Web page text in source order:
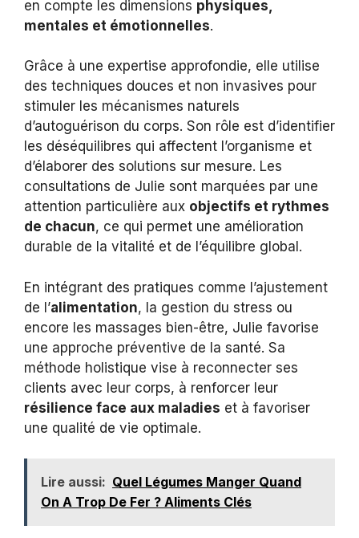
en compte les dimensions physiques,
mentales et émotionnelles.
Grâce à une expertise approfondie, elle utilise
des techniques douces et non invasives pour
stimuler les mécanismes naturels
d’autoguérison du corps. Son rôle est d’identifier
les déséquilibres qui affectent l’organisme et
d’élaborer des solutions sur mesure. Les
consultations de Julie sont marquées par une
attention particulière aux objectifs et rythmes
de chacun, ce qui permet une amélioration
durable de la vitalité et de l’équilibre global.
En intégrant des pratiques comme l’ajustement
de l’alimentation, la gestion du stress ou
encore les massages bien-être, Julie favorise
une approche préventive de la santé. Sa
méthode holistique vise à reconnecter ses
clients avec leur corps, à renforcer leur
résilience face aux maladies et à favoriser
une qualité de vie optimale.
Lire aussi: Quel Légumes Manger Quand
On A Trop De Fer ? Aliments Clés